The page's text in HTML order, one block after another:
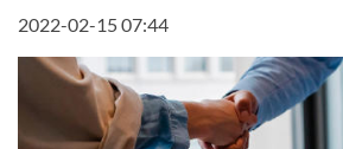
2022-02-15 07:44